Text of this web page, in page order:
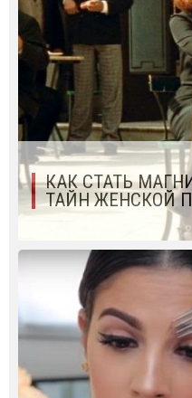
КАК СТАТЬ
ТАЙН ЖЕНСКОЙ